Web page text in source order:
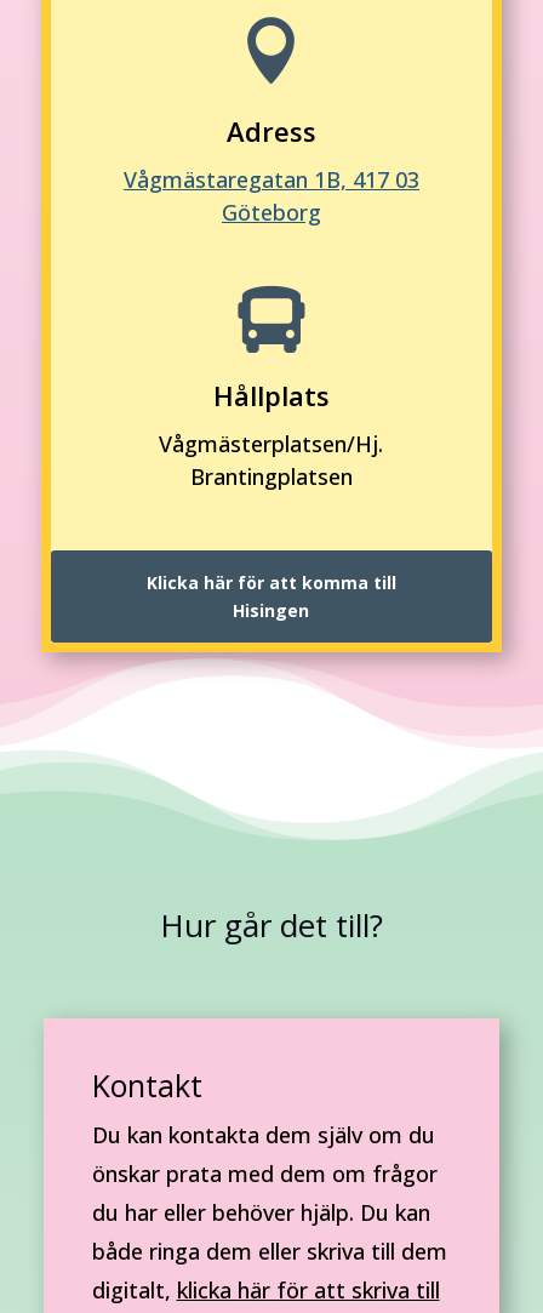

Adress
Vågmästaregatan 1B, 417 03
Göteborg

Hållplats
Vågmästerplatsen/Hj.
Brantingplatsen
Klicka här för att komma till
Hisingen
Hur går det till?
Kontakt
Du kan kontakta dem själv om du
önskar prata med dem om frågor
du har eller behöver hjälp. Du kan
både ringa dem eller skriva till dem
digitalt, klicka här för att skriva till